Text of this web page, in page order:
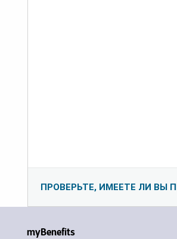
ПРОВЕРЬТЕ, ИМЕЕТЕ ЛИ ВЫ
myBenefits